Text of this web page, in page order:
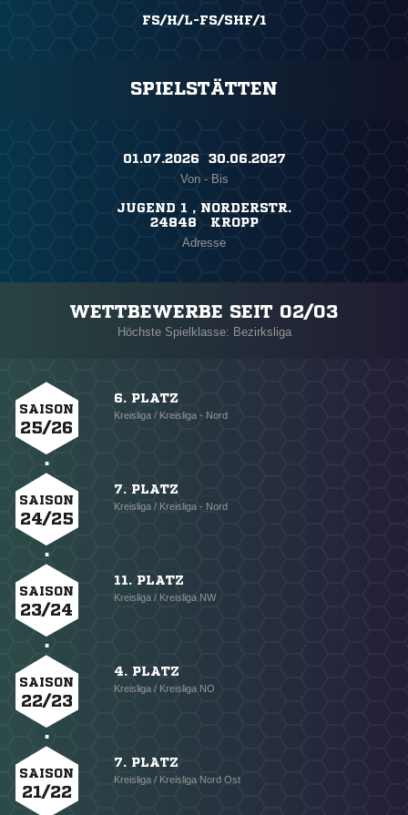
FS/H/L-FS/SHF/1
SPIELSTÄTTEN
01.07.2026 ​ 30.06.2027
Von - Bis
JUGEND 1 , NORDERSTR.
24848 KROPP
Adresse
WETTBEWERBE SEIT 02/03
Höchste Spielklasse: Bezirksliga
SAISON
25/26
6. PLATZ
Kreisliga / Kreisliga - Nord
SAISON
24/25
7. PLATZ
Kreisliga / Kreisliga - Nord
SAISON
23/24
11. PLATZ
Kreisliga / Kreisliga NW
SAISON
22/23
4. PLATZ
Kreisliga / Kreisliga NO
SAISON
21/22
7. PLATZ
Kreisliga / Kreisliga Nord Ost